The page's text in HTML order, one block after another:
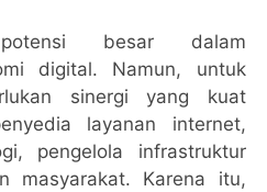
besar dalam
digital. Namun, untuk
sinergi yang kuat
layanan internet,
pengelola infrastruktur
masyarakat. Karena itu,